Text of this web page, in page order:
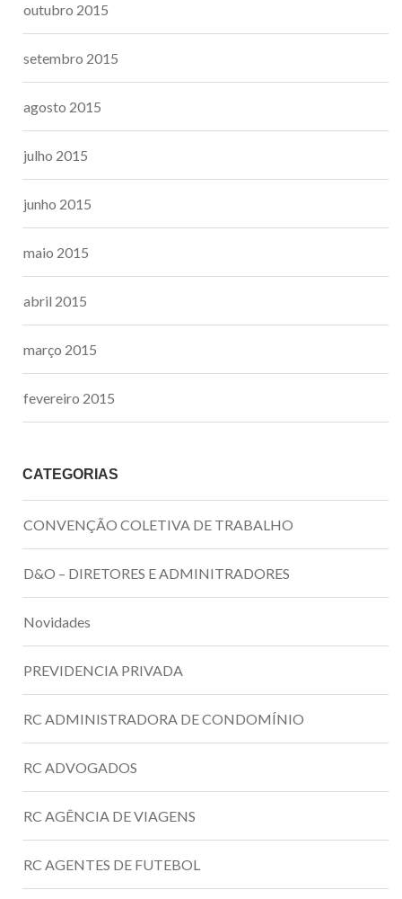
outubro 2015
setembro 2015
agosto 2015
julho 2015
junho 2015
maio 2015
abril 2015
março 2015
fevereiro 2015
CATEGORIAS
CONVENÇÃO COLETIVA DE TRABALHO
D&O – DIRETORES E ADMINITRADORES
Novidades
PREVIDENCIA PRIVADA
RC ADMINISTRADORA DE CONDOMÍNIO
RC ADVOGADOS
RC AGÊNCIA DE VIAGENS
RC AGENTES DE FUTEBOL